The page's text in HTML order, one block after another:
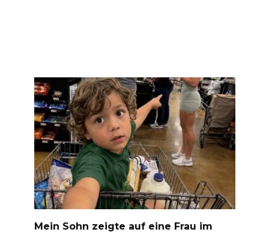
Mein Sohn zeigte auf eine Frau im